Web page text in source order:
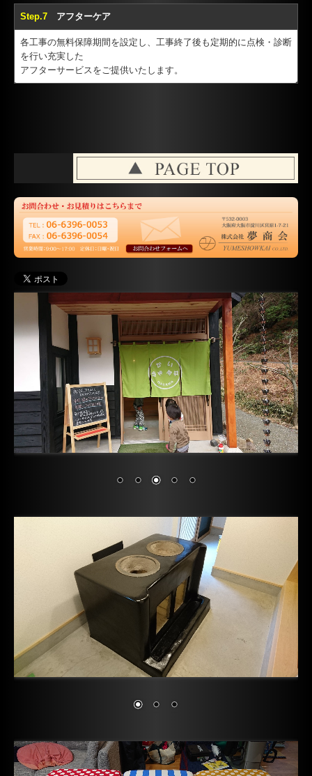
Step.7 アフターケア
各工事の無料保障期間を設定し、工事終了後も定期的に点検・診断
を行い充実した
アフターサービスをご提供いたします。